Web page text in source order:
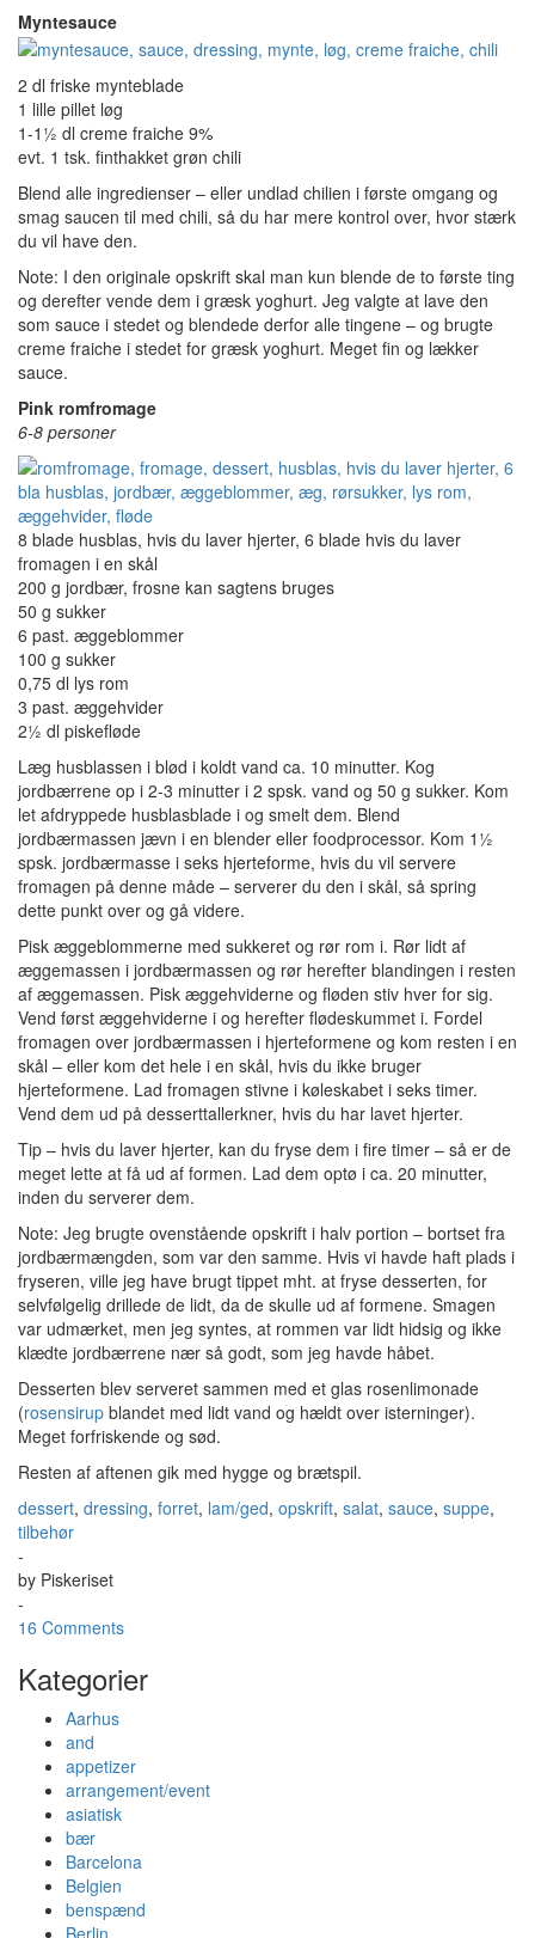
Myntesauce
2 dl friske mynteblade
1 lille pillet løg
1-1½ dl creme fraiche 9%
evt. 1 tsk. finthakket grøn chili
Blend alle ingredienser – eller undlad chilien i første omgang og
smag saucen til med chili, så du har mere kontrol over, hvor stærk
du vil have den.
Note: I den originale opskrift skal man kun blende de to første ting
og derefter vende dem i græsk yoghurt. Jeg valgte at lave den
som sauce i stedet og blendede derfor alle tingene – og brugte
creme fraiche i stedet for græsk yoghurt. Meget fin og lækker
sauce.
Pink romfromage
6-8 personer
8 blade husblas, hvis du laver hjerter, 6 blade hvis du laver
fromagen i en skål
200 g jordbær, frosne kan sagtens bruges
50 g sukker
6 past. æggeblommer
100 g sukker
0,75 dl lys rom
3 past. æggehvider
2½ dl piskefløde
Læg husblassen i blød i koldt vand ca. 10 minutter. Kog
jordbærrene op i 2-3 minutter i 2 spsk. vand og 50 g sukker. Kom
let afdryppede husblasblade i og smelt dem. Blend
jordbærmassen jævn i en blender eller foodprocessor. Kom 1½
spsk. jordbærmasse i seks hjerteforme, hvis du vil servere
fromagen på denne måde – serverer du den i skål, så spring
dette punkt over og gå videre.
Pisk æggeblommerne med sukkeret og rør rom i. Rør lidt af
æggemassen i jordbærmassen og rør herefter blandingen i resten
af æggemassen. Pisk æggehviderne og fløden stiv hver for sig.
Vend først æggehviderne i og herefter flødeskummet i. Fordel
fromagen over jordbærmassen i hjerteformene og kom resten i en
skål – eller kom det hele i en skål, hvis du ikke bruger
hjerteformene. Lad fromagen stivne i køleskabet i seks timer.
Vend dem ud på desserttallerkner, hvis du har lavet hjerter.
Tip – hvis du laver hjerter, kan du fryse dem i fire timer – så er de
meget lette at få ud af formen. Lad dem optø i ca. 20 minutter,
inden du serverer dem.
Note: Jeg brugte ovenstående opskrift i halv portion – bortset fra
jordbærmængden, som var den samme. Hvis vi havde haft plads i
fryseren, ville jeg have brugt tippet mht. at fryse desserten, for
selvfølgelig drillede de lidt, da de skulle ud af formene. Smagen
var udmærket, men jeg syntes, at rommen var lidt hidsig og ikke
klædte jordbærrene nær så godt, som jeg havde håbet.
Desserten blev serveret sammen med et glas rosenlimonade
(rosensirup blandet med lidt vand og hældt over isterninger).
Meget forfriskende og sød.
Resten af aftenen gik med hygge og brætspil.
dessert, dressing, forret, lam/ged, opskrift, salat, sauce, suppe,
tilbehør
-
by Piskeriset
-
16 Comments
Kategorier
Aarhus
and
appetizer
arrangement/event
asiatisk
bær
Barcelona
Belgien
benspænd
Berlin